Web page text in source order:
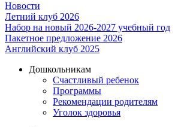
Новости
Летний клуб 2026
Набор на новый 2026-2027 учебный год
Пакетное предложение 2026
Английский клуб 2025
Дошкольникам
Счастливый ребенок
Программы
Рекомендации родителям
Уголок здоровья